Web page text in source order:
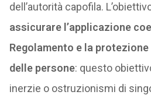
dell’autorità capofila.
assicurare l’applicazione
Regolamento e la
delle persone: questo
inerzie o ostruzionismi di